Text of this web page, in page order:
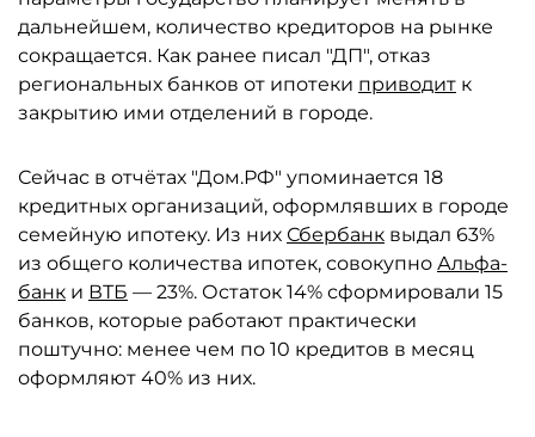
дальнейшем, количество кредиторов на рынке
сокращается. Как ранее писал "ДП", отказ
региональных банков от ипотеки приводит к
закрытию ими отделений в городе.
Сейчас в отчётах "Дом.РФ" упоминается 18
кредитных организаций, оформлявших в городе
семейную ипотеку. Из них Сбербанк выдал 63%
из общего количества ипотек, совокупно Альфа-
банк и ВТБ — 23%. Остаток 14% сформировали 15
банков, которые работают практически
поштучно: менее чем по 10 кредитов в месяц
оформляют 40% из них.